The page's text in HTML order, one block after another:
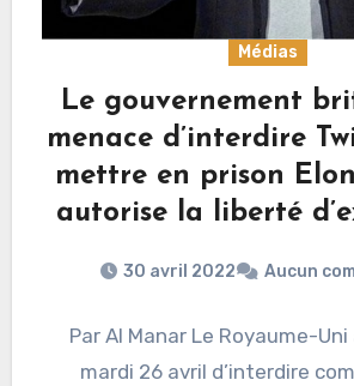
Médias
Le gouvernement
menace d’interdire
mettre en prison Elon
autorise la liberté
30 avril 2022 Aucun
Par Al Manar Le Royaume-
mardi 26 avril d’interdire